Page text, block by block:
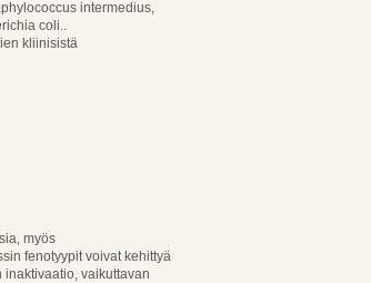
intermedius,
coli..
kliinisistä
myös
fenotyypit voivat kehittyä
vaikuttavan